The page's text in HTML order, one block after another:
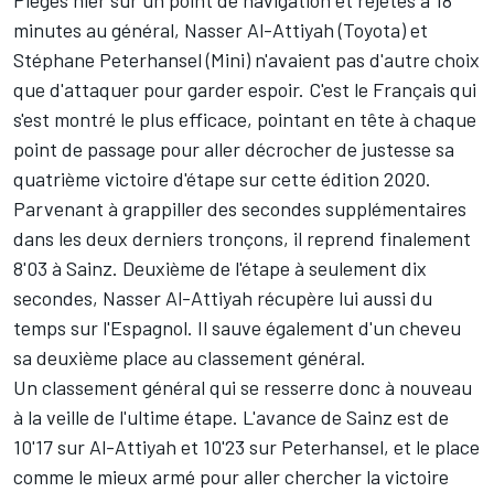
minutes au général, Nasser Al-Attiyah(Toyota) et
Stéphane Peterhansel(Mini) n'avaient pas d'autre choix
que d'attaquer pour garder espoir. C'est le Français qui
s'est montré le plus efficace, pointant en tête à chaque
point de passage pour aller décrocher de justesse sa
quatrième victoire d'étape sur cette édition 2020.
Parvenant à grappiller des secondes supplémentaires
dans les deux derniers tronçons, il reprend finalement
8'03 à Sainz. Deuxième de l'étape à seulement dix
secondes, Nasser Al-Attiyah récupère lui aussi du
temps sur l'Espagnol. Il sauve également d'un cheveu
sa deuxième place au classement général.
Un classement général qui se resserre donc à nouveau
à la veille de l'ultime étape. L'avance de Sainz est de
10'17 sur Al-Attiyah et 10'23 sur Peterhansel, et le place
comme le mieux armé pour aller chercher la victoire